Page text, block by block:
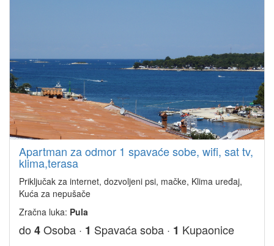
Apartman za odmor 1 spavaće sobe, wifi, sat tv,
klima,terasa
Priključak za internet, dozvoljeni psi, mačke, Klima uređaj,
Kuća za nepušače
Zračna luka: Pula
do 4Osoba · 1 Spavaća soba · 1 Kupaonice